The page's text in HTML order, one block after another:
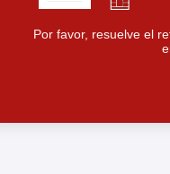
Por favor, resuelve el